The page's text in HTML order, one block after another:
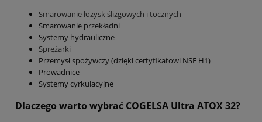
Smarowanie łożysk ślizgowych i tocznych
Smarowanie przekładni
Systemy hydrauliczne
Sprężarki
Przemysł spożywczy (dzięki certyfikatowi NSF H1)
Prowadnice
Systemy cyrkulacyjne
Dlaczego warto wybrać COGELSA Ultra ATOX 32?